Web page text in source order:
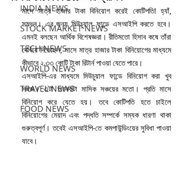
INDIA NEWS
STOCK MARKET NEWS
TECH NEWS
WORLD NEWS
TRAVEL NEWS
FOOD NEWS
মাসে মাত্র হাজার টাকা বিনিয়োগ করেই কোটিপতি! হ্যাঁ,
সম্ভব। এর জন্য মিউচুয়াল ফান্ডে এসআইপি করতে হবে।
এমনই বলছেন আর্থিক বিশেষজ্ঞরা। রীতিমতো হিসাব কষে তাঁরা
দেখিয়ে দিয়েছেন, মাসে মাত্র হাজার টাকা বিনিয়োগের মাধ্যমে
কীভাবে ২.৩৩ কোটি টাকা রিটার্ন পাওয়া যেতে পারে।
এসআইপি-এর মাধ্যমে মিউচুয়াল ফান্ডে বিনিয়োগ করা খুব
সহজ। এটা অনেকটা মাসিক সঞ্চয়ের মতো। প্রতি মাসে
বিনিয়োগ করে যেতে হয়। তবে কোটিপতি হতে চাইলে
বিনিয়োগের মেয়াদ এবং পদ্ধতি সম্পর্কে সম্যক ধারণা থাকা
গুরুত্বপূর্ণ। তবেই এসআইপি-তে কমপাউন্ডিংয়ের সুবিধা পাওয়া
যাবে।